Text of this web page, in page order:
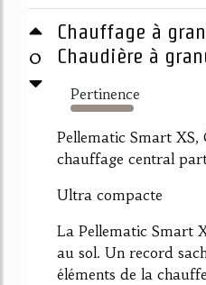
0
Chauffage à
Chaudière à
Pertinence
264%
Pellematic Smart XS,
chauffage central
Ultra compacte
La Pellematic Smart
au sol. Un record
éléments de la